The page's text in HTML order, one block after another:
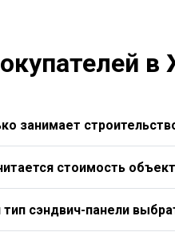
в
занимает
стоимость
тип сэндвич-панели